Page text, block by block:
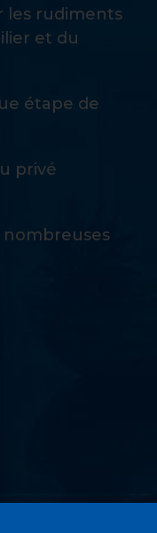
les rudiments
et du
étape de
privé
nombreuses